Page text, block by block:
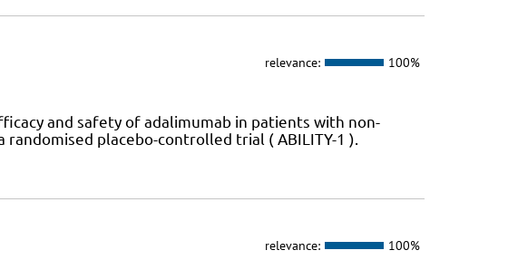
relevance: 100%
and safety of adalimumab in patients with non-
placebo-controlled trial ( ABILITY-1 ).
relevance: 100%